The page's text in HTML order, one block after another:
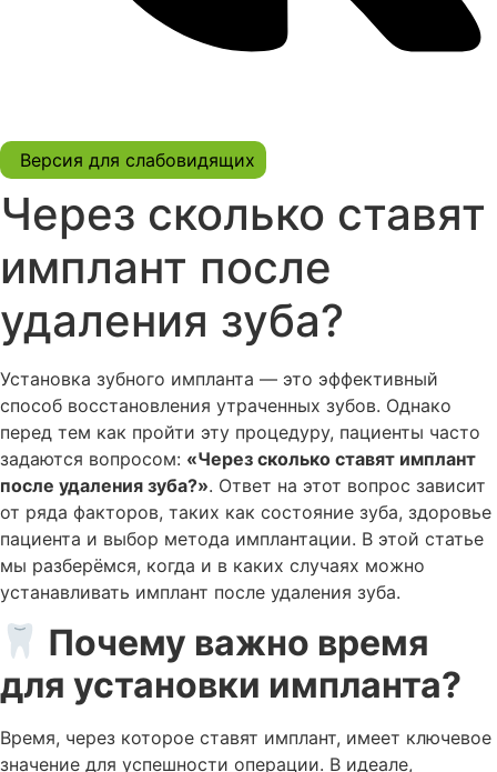
Версия для слабовидящих
Через сколько ставят
имплант после
удаления зуба?
Установка зубного импланта — это эффективный
способ восстановления утраченных зубов. Однако
перед тем как пройти эту процедуру, пациенты часто
задаются вопросом: «Через сколько ставят имплант
после удаления зуба?». Ответ на этот вопрос зависит
от ряда факторов, таких как состояние зуба, здоровье
пациента и выбор метода имплантации. В этой статье
мы разберёмся, когда и в каких случаях можно
устанавливать имплант после удаления зуба.
Почему важно время
для установки импланта?
Время, через которое ставят имплант, имеет ключевое
значение для успешности операции. В идеале,